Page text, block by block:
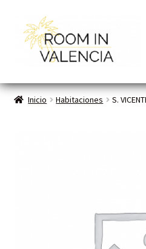
Inicio
Inicio Habitaciones S.